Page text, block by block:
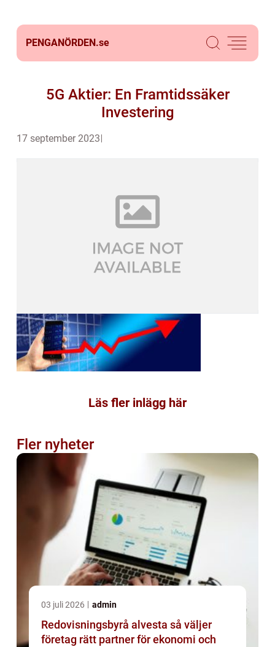
PENGANÖRDEN.se
5G Aktier: En Framtidssäker
Investering
17 september 2023
Läs fler inlägg här
Fler nyheter
03 juli 2026 admin
Redovisningsbyrå alvesta så väljer
företag rätt partner för ekonomi och